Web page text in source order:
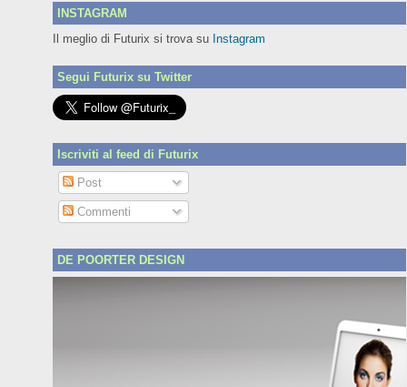
INSTAGRAM
Il meglio di Futurix si trova su Instagram
Segui Futurix su Twitter
Iscriviti al feed di Futurix
Post
Commenti
DE POORTER DESIGN